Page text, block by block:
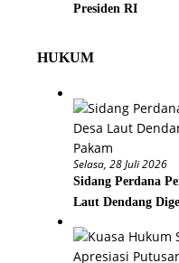
Presiden RI
HUKUM
Selasa, 28 Juli 2026
Sidang Perdana
Laut Dendang